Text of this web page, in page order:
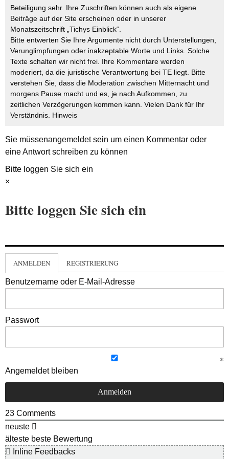
Beteiligung sehr. Ihre Zuschriften können auch als eigene
Beiträge auf der Site erscheinen oder in unserer
Monatszeitschrift „Tichys Einblick“.
Bitte entwerten Sie Ihre Argumente nicht durch Unterstellungen,
Verunglimpfungen oder inakzeptable Worte und Links. Solche
Texte schalten wir nicht frei. Ihre Kommentare werden
moderiert, da die juristische Verantwortung bei TE liegt. Bitte
verstehen Sie, dass die Moderation zwischen Mitternacht und
morgens Pause macht und es, je nach Aufkommen, zu
zeitlichen Verzögerungen kommen kann. Vielen Dank für Ihr
Verständnis. Hinweis
Sie müssenangemeldetsein um einen Kommentar oder
eine Antwort schreiben zu können
Bitte loggen Sie sich ein
×
Bitte loggen Sie sich ein
ANMELDEN REGISTRIERUNG
Benutzername oder E-Mail-Adresse
Passwort
Angemeldet bleiben
23 Comments
neuste
älteste beste Bewertung
Inline Feedbacks